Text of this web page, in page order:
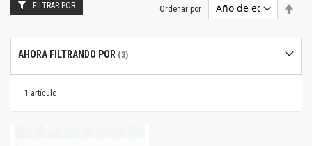
1 artículo
Ordenar por
FILTRAR POR
AHORA FILTRANDO POR